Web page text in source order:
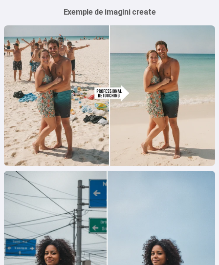
Exemple de imagini create